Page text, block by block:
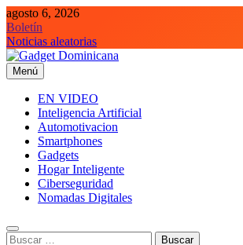
Saltar
al
contenido
agosto 6, 2026
Boletín
Noticias aleatorias
Gadget Dominicana
Gadgets y Tecnología de consumo
Menú
EN VIDEO
Inteligencia Artificial
Automotivacion
Smartphones
Gadgets
Hogar Inteligente
Ciberseguridad
Nomadas Digitales
Buscar: